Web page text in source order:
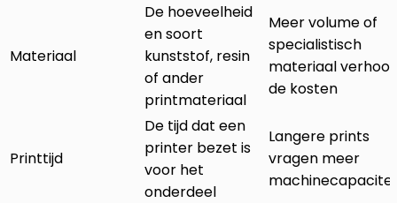
Materiaal
De hoeveelheid
en soort
kunststof, resin
of ander
printmateriaal
Meer volume of
specialistisch
materiaal
de kosten
Printtijd
De tijd dat een
printer bezet is
voor het
onderdeel
Langere prints
vragen meer